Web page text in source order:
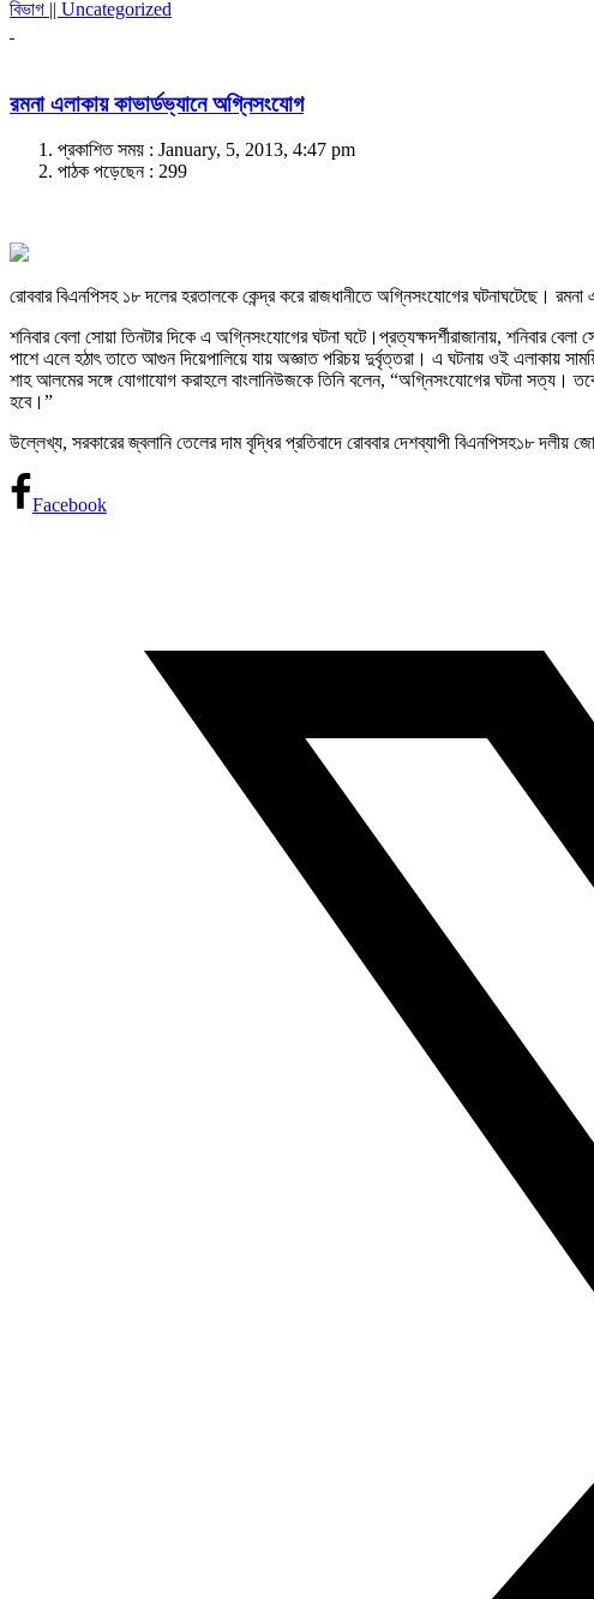
বিভাগ || Uncategorized
রমনা এলাকায় কাভার্ডভ্যানে অগ্নিসংযোগ
প্রকাশিত সময় : January, 5, 2013, 4:47 pm
পাঠক পড়েছেন : 299
রোববার বিএনপিসহ ১৮ দলের হরতালকে কেন্দ্র করে রাজধানীতে অগ্নিসংযোগের ঘটনাঘটেছে।
শনিবার বেলা সোয়া তিনটার দিকে এ অগ্নিসংযোগের ঘটনা ঘটে।প্রত্যক্ষদর্শীরাজানায়, শনিবার
পাশে এলে হঠাৎ তাতে আগুন দিয়েপালিয়ে যায় অজ্ঞাত পরিচয় দুর্বৃত্তরা। এ ঘটনায় ওই এলাকায়
শাহ আলমের সঙ্গে যোগাযোগ করাহলে বাংলানিউজকে তিনি বলেন, “অগ্নিসংযোগের ঘটনা সত্য।
হবে।”
উল্লেখ্য, সরকারের জ্বলানি তেলের দাম বৃদ্ধির প্রতিবাদে রোববার দেশব্যাপী বিএনপিসহ১৮ দলীয়
Facebook